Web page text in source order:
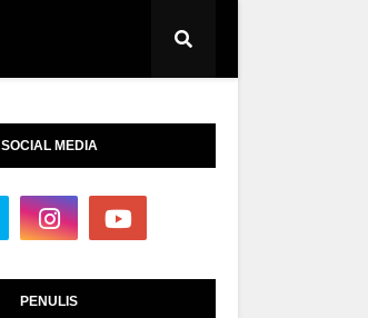
SOCIAL MEDIA
PENULIS